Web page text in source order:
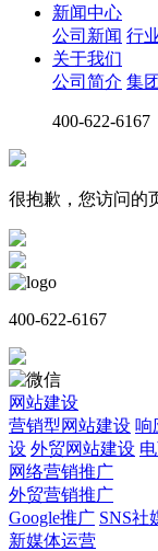
新闻中心
公司新闻 行
关于我们
公司简介 集
400-622-6167
很抱歉，您访问的
400-622-6167
网站建设
营销型网站建设 响
设 外贸网站建设
网络营销推广
外贸营销推广
Google推广 SNS社
新媒体运营